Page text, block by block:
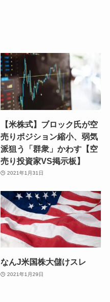
【米株式】ブロック氏が空
売りポジション縮小、弱気
派狙う「群衆」かわす【空
売り投資家VS掲示板】
2021年1月31日
なんJ米国株大儲けスレ
2021年1月29日